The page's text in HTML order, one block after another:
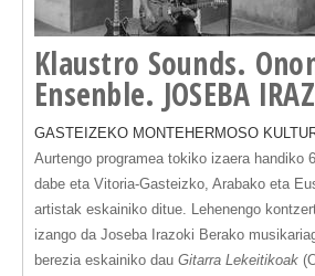
Klaustro Sounds.
Ensenble. JOSEBA
GASTEIZEKO MONTEHERMOSO
Aurtengo programea tokiko izaera handiko
dabe eta Vitoria-Gasteizko, Arabako eta
artistak eskainiko ditue. Lehenengo
izango da Joseba Irazoki Berako
berezia eskainiko dau Gitarra Lekeitikoak